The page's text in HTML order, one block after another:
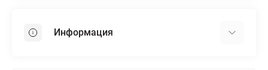
Пенопласт
Информация